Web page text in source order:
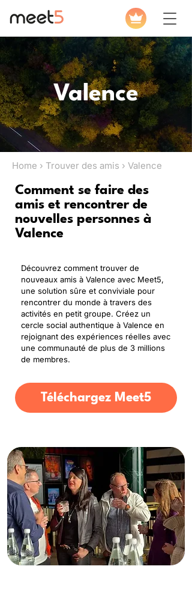
Valence
Home › Trouver des amis › Valence
Comment se faire des
amis et rencontrer de
nouvelles personnes à
Valence
Découvrez comment trouver de
nouveaux amis à Valence avec Meet5,
une solution sûre et conviviale pour
rencontrer du monde à travers des
activités en petit groupe. Créez un
cercle social authentique à Valence en
rejoignant des expériences réelles avec
une communauté de plus de 3 millions
de membres.
Téléchargez Meet5